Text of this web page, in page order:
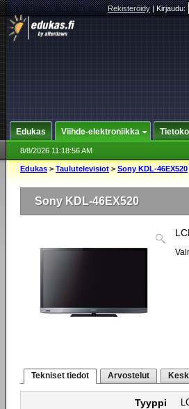
Rekisteröidy|Kirjaudu:
Edukas Viihde-elektroniikka
8/8/2026 11:18:56 AM
Edukas > Taulutelevisiot > Sony KDL-46EX520
Sony KDL-46EX520
Tekniset tiedot Arvostelut
Tyyppi